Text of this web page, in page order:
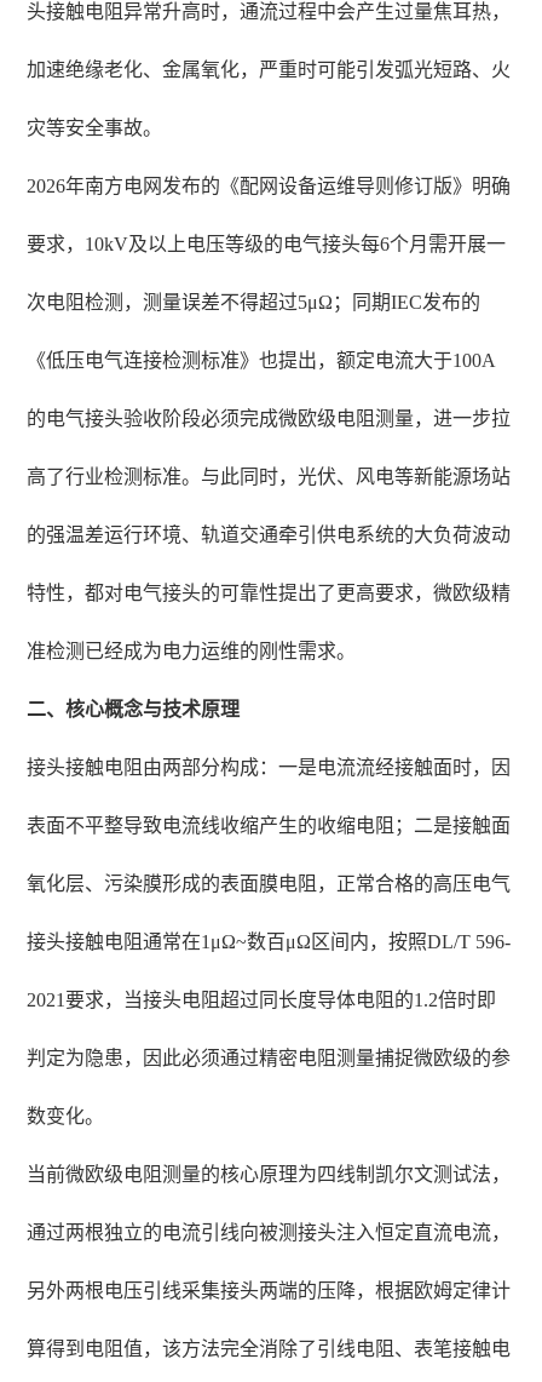
头接触电阻异常升高时，通流过程中会产生过量焦耳热，
加速绝缘老化、金属氧化，严重时可能引发弧光短路、火
灾等安全事故。
2026年南方电网发布的《配网设备运维导则修订版》明确
要求，10kV及以上电压等级的电气接头每6个月需开展一
次电阻检测，测量误差不得超过5μΩ；同期IEC发布的
《低压电气连接检测标准》也提出，额定电流大于100A
的电气接头验收阶段必须完成微欧级电阻测量，进一步拉
高了行业检测标准。与此同时，光伏、风电等新能源场站
的强温差运行环境、轨道交通牵引供电系统的大负荷波动
特性，都对电气接头的可靠性提出了更高要求，微欧级精
准检测已经成为电力运维的刚性需求。
二、核心概念与技术原理
接头接触电阻由两部分构成：一是电流流经接触面时，因
表面不平整导致电流线收缩产生的收缩电阻；二是接触面
氧化层、污染膜形成的表面膜电阻，正常合格的高压电气
接头接触电阻通常在1μΩ~数百μΩ区间内，按照DL/T 596-
2021要求，当接头电阻超过同长度导体电阻的1.2倍时即
判定为隐患，因此必须通过精密电阻测量捕捉微欧级的参
数变化。
当前微欧级电阻测量的核心原理为四线制凯尔文测试法，
通过两根独立的电流引线向被测接头注入恒定直流电流，
另外两根电压引线采集接头两端的压降，根据欧姆定律计
算得到电阻值，该方法完全消除了引线电阻、表笔接触电